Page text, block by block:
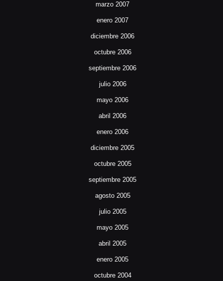
marzo 2007
enero 2007
diciembre 2006
octubre 2006
septiembre 2006
julio 2006
mayo 2006
abril 2006
enero 2006
diciembre 2005
octubre 2005
septiembre 2005
agosto 2005
julio 2005
mayo 2005
abril 2005
enero 2005
octubre 2004